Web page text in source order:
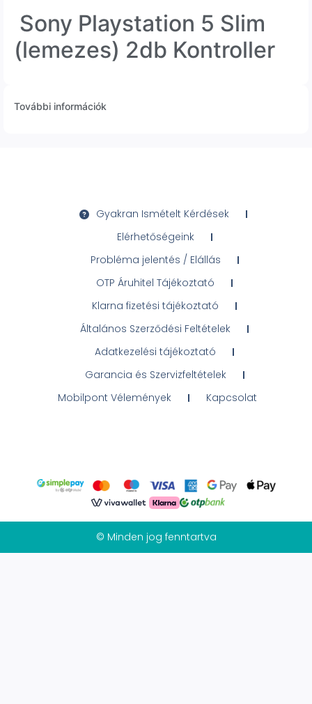
Sony Playstation 5 Slim
(lemezes) 2db Kontroller
További információk
Gyakran Ismételt Kérdések
Elérhetőségeink
Probléma jelentés / Elállás
OTP Áruhitel Tájékoztató
Klarna fizetési tájékoztató
Általános Szerződési Feltételek
Adatkezelési tájékoztató
Garancia és Szervizfeltételek
Mobilpont Vélemények
Kapcsolat
© Minden jog fenntartva